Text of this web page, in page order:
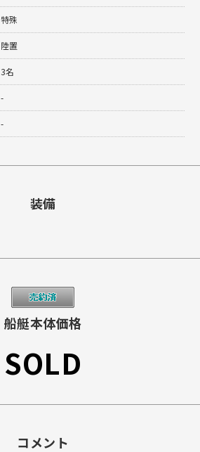
特殊
陸置
3名
-
-
装備
船艇本体価格
SOLD
コメント